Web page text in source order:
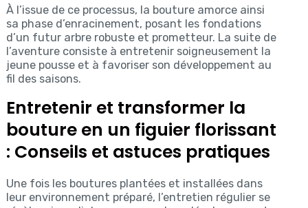
À l’issue de ce processus, la bouture amorce ainsi
sa phase d’enracinement, posant les fondations
d’un futur arbre robuste et prometteur. La suite de
l’aventure consiste à entretenir soigneusement la
jeune pousse et à favoriser son développement au
fil des saisons.
Entretenir et transformer la
bouture en un figuier florissant
: Conseils et astuces pratiques
Une fois les boutures plantées et installées dans
leur environnement préparé, l’entretien régulier se